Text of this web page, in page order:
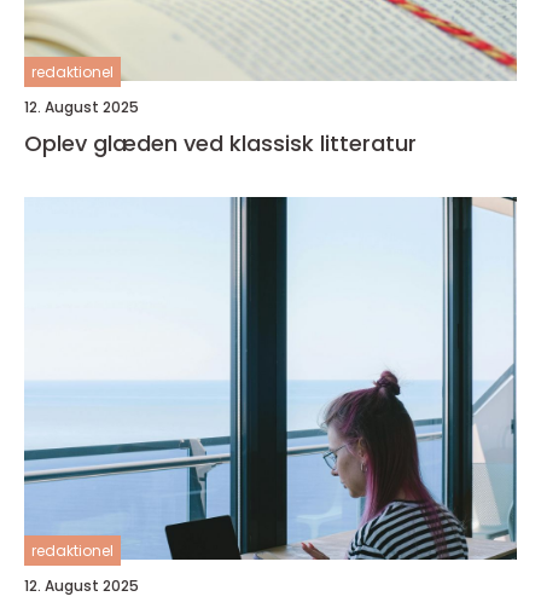
redaktionel
12. August 2025
Oplev glæden ved klassisk litteratur
redaktionel
12. August 2025